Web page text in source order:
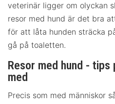
veterinär ligger om olyckan
resor med hund är det bra
för att låta hunden sträcka
gå på toaletten.
Resor med hund -
med
Precis som med människor